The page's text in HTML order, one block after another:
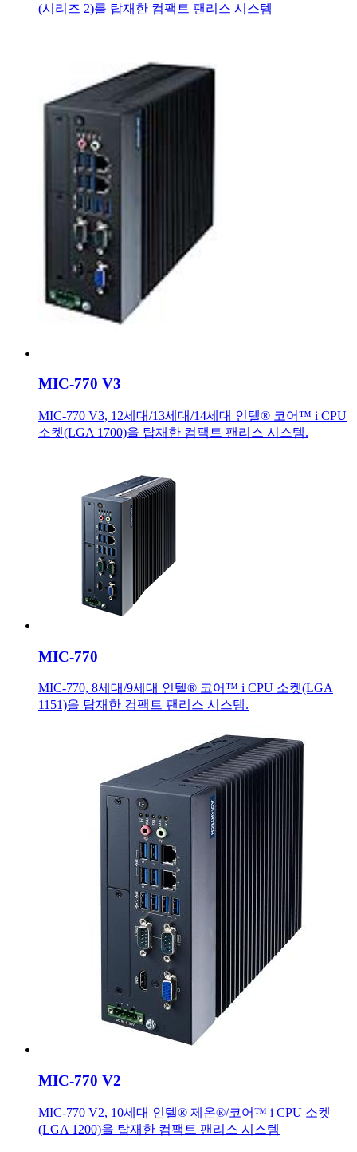
(시리즈 2)를 탑재한 컴팩트 팬리스 시스템
MIC-770 V3
MIC-770 V3, 12세대/13세대/14세대 인텔® 코어™ i CPU
소켓(LGA 1700)을 탑재한 컴팩트 팬리스 시스템.
MIC-770
MIC-770, 8세대/9세대 인텔® 코어™ i CPU 소켓(LGA
1151)을 탑재한 컴팩트 팬리스 시스템.
MIC-770 V2
MIC-770 V2, 10세대 인텔® 제온®/코어™ i CPU 소켓
(LGA 1200)을 탑재한 컴팩트 팬리스 시스템